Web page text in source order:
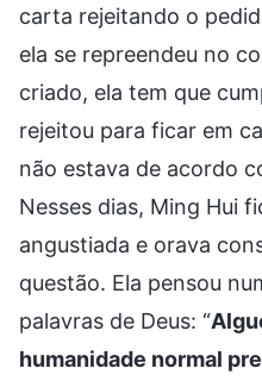
carta rejeitando o
ela se repreendeu no
criado, ela tem que
rejeitou para ficar em
não estava de acordo
Nesses dias, Ming Hui
angustiada e orava
questão. Ela pensou
palavras de Deus: “
humanidade normal